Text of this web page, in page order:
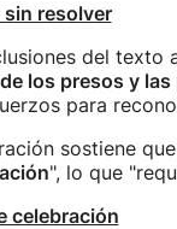
resolver
del texto
los presos y
para
sostiene
", lo que
celebración